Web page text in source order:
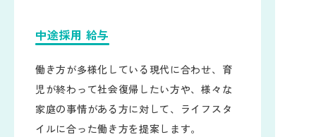
中途採用 給与
働き方が多様化している現代に合わせ、育
児が終わって社会復帰したい方や、様々な
家庭の事情がある方に対して、ライフスタ
イルに合った働き方を提案します。